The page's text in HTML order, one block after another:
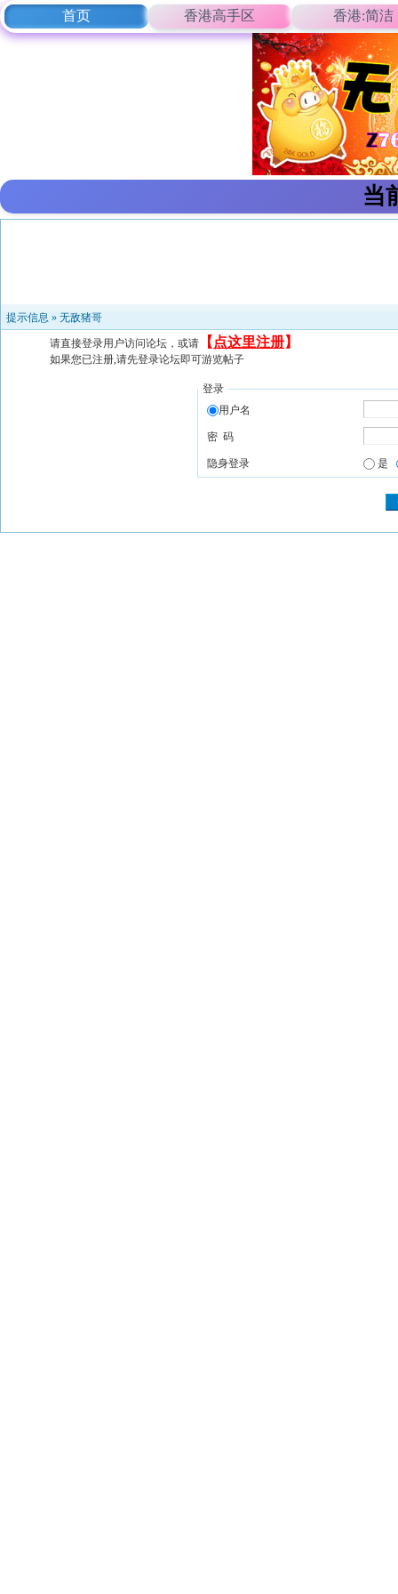
首页 香港高手区 香港:简洁
当
提示信息 » 无敌猪哥
请直接登录用户访问论坛，或请 【 点这里注册】
如果您已注册,请先登录论坛即可游览帖子
登录
用户名
密 码
隐身登录 是